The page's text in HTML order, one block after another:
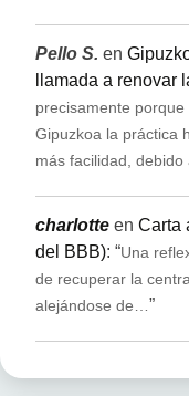
Pello S. en
llamada a renovar
precisamente
Gipuzkoa la práctica
más facilidad, debido
charlotte en Carta
del BBB): “Una
de recuperar la
alejándose de… ”